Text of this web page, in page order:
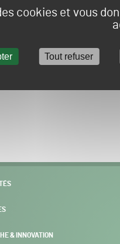
cookies et vous
Tout refuser
POURSUIVRE VERS
& INNOVATION